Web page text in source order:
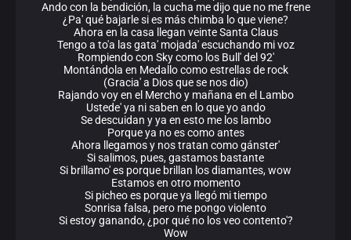
Ando con la bendición, la cucha me dijo que no me frene
¿Pa' qué bajarle si es más chimba lo que viene?
Ahora en la casa llegan veinte Santa Claus
Tengo a to'a las gata' mojada' escuchando mi voz
Rompiendo con Sky como los Bull' del 92'
Montándola en Medallo como estrellas de rock
(Gracia' a Dios que se nos dio)
Rajando voy en el Mercho y mañana en el Lambo
Ustede' ya ni saben en lo que yo ando
Se descuidan y ya en esto me los lambo
Porque ya no es como antes
Ahora llegamos y nos tratan como gánster'
Si salimos, pues, gastamos bastante
Si brillamo' es porque brillan los diamantes, wow
Estamos en otro momento
Si picheo es porque ya llegó mi tiempo
Sonrisa falsa, pero me pongo violento
Si estoy ganando, ¿por qué no los veo contento'?
Wow